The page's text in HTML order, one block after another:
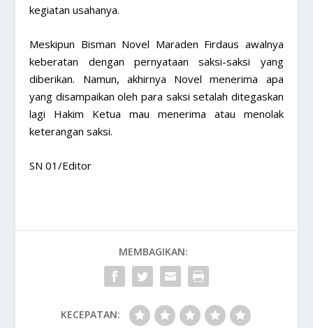
kegiatan usahanya.
Meskipun Bisman Novel Maraden Firdaus awalnya
keberatan dengan pernyataan saksi-saksi yang
diberikan. Namun, akhirnya Novel menerima apa
yang disampaikan oleh para saksi setalah ditegaskan
lagi Hakim Ketua mau menerima atau menolak
keterangan saksi.
SN 01/Editor
MEMBAGIKAN:
KECEPATAN: